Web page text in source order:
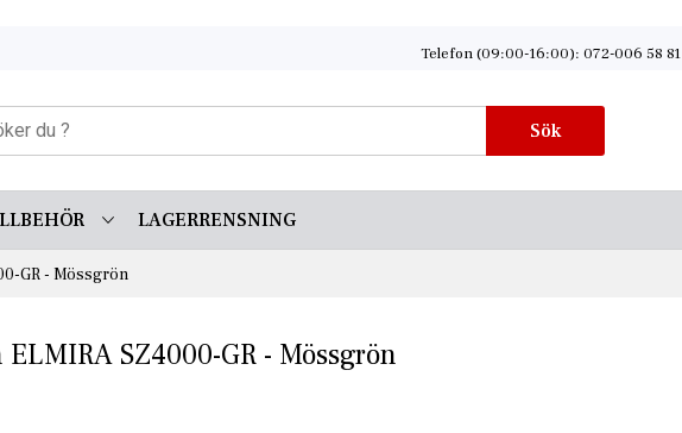
Telefon (09:00-16:00): 072-006 58 81
Sök
LAGERRENSNING
GR - Mössgrön
SZ4000-GR - Mössgrön